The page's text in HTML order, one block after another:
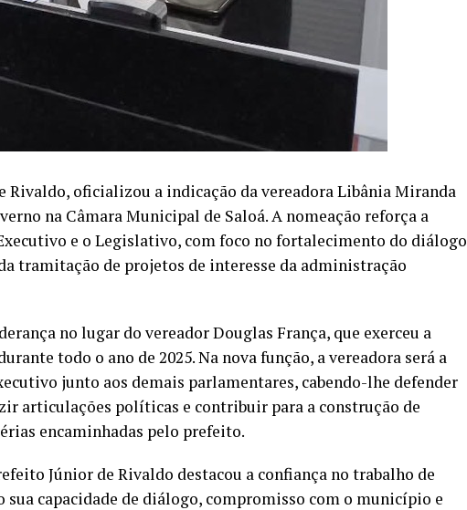
Rivaldo, oficializou a indicação da vereadora Libânia Miranda
na Câmara Municipal de Saloá. A nomeação reforça a
e o Legislativo, com foco no fortalecimento do diálogo
tramitação de projetos de interesse da administração
no lugar do vereador Douglas França, que exerceu a
todo o ano de 2025. Na nova função, a vereadora será a
junto aos demais parlamentares, cabendo-lhe defender
articulações políticas e contribuir para a construção de
encaminhadas pelo prefeito.
Júnior de Rivaldo destacou a confiança no trabalho de
capacidade de diálogo, compromisso com o município e